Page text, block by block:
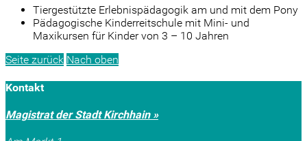
Tiergestützte Erlebnispädagogik am und mit dem Pony
Pädagogische Kinderreitschule mit Mini- und
Maxikursen für Kinder von 3 – 10 Jahren
Seite zurück Nach oben
Kontakt
Magistrat der Stadt Kirchhain »